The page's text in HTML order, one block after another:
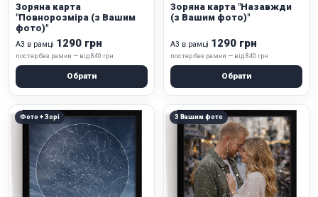
Зоряна карта
"Повнорозміра (з Вашим
фото)"
А3 в рамці 1290 грн
постер без рамки — від 840 грн
Обрати
Зоряна карта "Назавжди
(з Вашим фото)"
А3 в рамці 1290 грн
постер без рамки — від 840 грн
Обрати
Фото + Зорі З Вашим фото